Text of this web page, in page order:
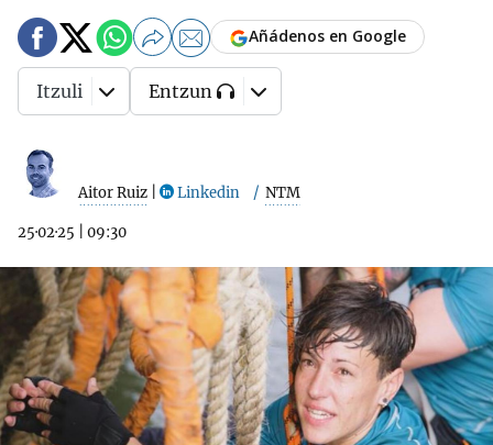
Aitor Ruiz Linkedin NTM
25·02·25 09:30
Añádenos en Google
Itzuli Entzun